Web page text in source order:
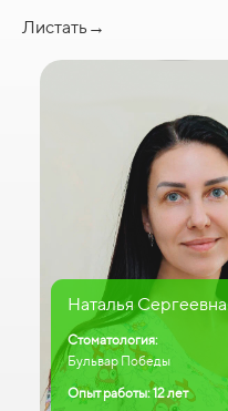
Листать→
Наталья Сергеевна
Стоматология:
Бульвар Победы
Опыт работы: 12 лет